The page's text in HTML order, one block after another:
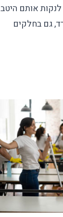
לנקות אותם היטב
גם בחלקים